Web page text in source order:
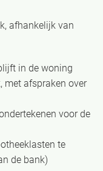
afhankelijk van
in de woning
met afspraken over
voor de
te
de bank)